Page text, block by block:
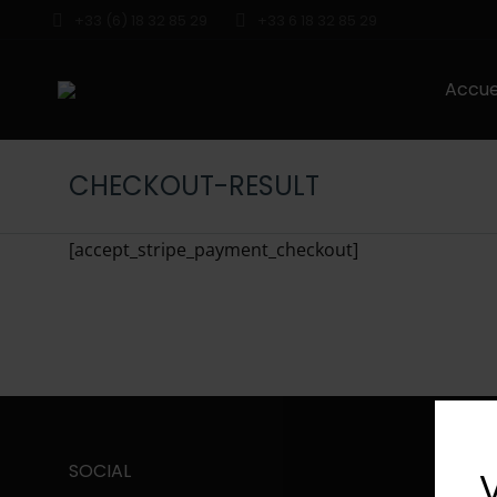
CHECKOUT-RESULT
[accept_stripe_payment_checkout]
SOCIAL